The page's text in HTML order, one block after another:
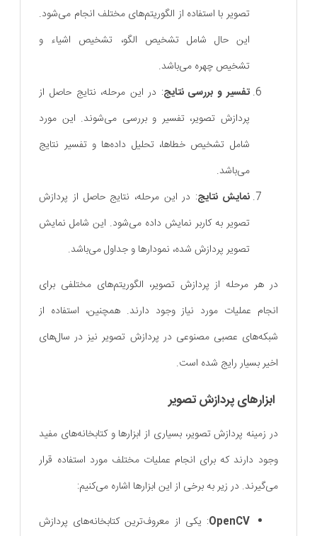
تصویر با استفاده از الگوریتم‌های مختلف انجام می‌شود.
این حال شامل تشخیص الگو، تشخیص اشیاء و
تشخیص چهره می‌باشد.
تفسیر و بررسی نتایج: در این مرحله، نتایج حاصل از
پردازش تصویر، تفسیر و بررسی می‌شوند. این مورد
شامل تشخیص خطاها، تحلیل داده‌ها و تفسیر نتایج
می‌باشد.
نمایش نتایج: در این مرحله، نتایج حاصل از پردازش
تصویر به کاربر نمایش داده می‌شود. این شامل نمایش
تصویر پردازش شده، نمودارها و جداول می‌باشد.
در هر مرحله از پردازش تصویر، الگوریتم‌های مختلفی برای
انجام عملیات مورد نیاز وجود دارند. همچنین، استفاده از
شبکه‌های عصبی مصنوعی در پردازش تصویر نیز در سال‌های
اخیر بسیار رایج شده است.
ابزارهای پردازش تصویر
در زمینه پردازش تصویر، بسیاری از ابزارها و کتابخانه‌های مفید
وجود دارند که برای انجام عملیات مختلف مورد استفاده قرار
می‌گیرند. در زیر به برخی از این ابزارها اشاره می‌کنیم:
OpenCV: یکی از معروف‌ترین کتابخانه‌های پردازش